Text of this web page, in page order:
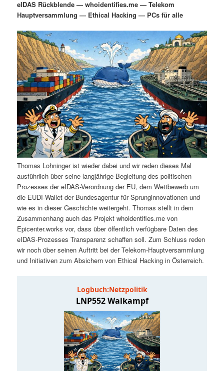
m
ä
r
e
n
I
n
h
a
l
t
s
u
n
d
ä
r
e
n
I
n
h
a
s
n
a
v
i
g
a
t
i
o
n
eIDAS Rückblende — whoidentifies.me — Telekom
Hauptversammlung — Ethical Hacking — PCs für alle
Thomas Lohninger ist wieder dabei und wir reden dieses Mal
ausführlich über seine langjährige Begleitung des politischen
Prozesses der eIDAS-Verordnung der EU, dem Wettbewerb um
die EUDI-Wallet der Bundesagentur für Sprunginnovationen und
wie es in dieser Geschichte weitergeht. Thomas stellt in dem
Zusammenhang auch das Projekt whoidentifies.me von
Epicenter.works vor, dass über öffentlich verfügbare Daten des
eIDAS-Prozesses Transparenz schaffen soll. Zum Schluss reden
wir noch über seinen Auftritt bei der Telekom-Hauptversammlung
und Initiativen zum Absichern von Ethical Hacking in Österreich.